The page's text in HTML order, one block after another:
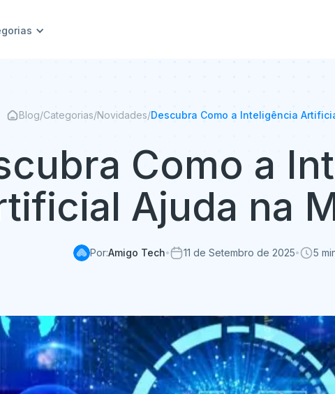
Blog/Categorias/Novidades/Descubra Como a Inteligência
Como a
Ajuda na
Por:Amigo Tech 11 de Setembro de 2025 5